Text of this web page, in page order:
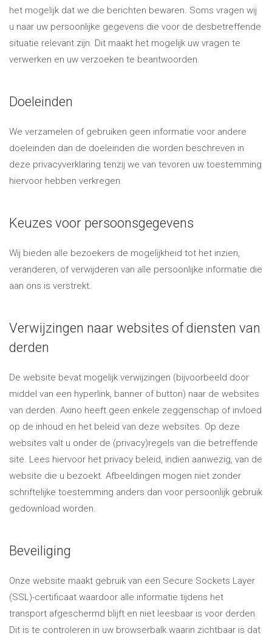
het mogelijk dat we die berichten bewaren. Soms vragen wij
u naar uw persoonlijke gegevens die voor de desbetreffende
situatie relevant zijn. Dit maakt het mogelijk uw vragen te
verwerken en uw verzoeken te beantwoorden.
Doeleinden
We verzamelen of gebruiken geen informatie voor andere
doeleinden dan de doeleinden die worden beschreven in
deze privacyverklaring tenzij we van tevoren uw toestemming
hiervoor hebben verkregen.
Keuzes voor persoonsgegevens
Wij bieden alle bezoekers de mogelijkheid tot het inzien,
veranderen, of verwijderen van alle persoonlijke informatie die
aan ons is verstrekt.
Verwijzingen naar websites of diensten van
derden
De website bevat mogelijk verwijzingen (bijvoorbeeld door
middel van een hyperlink, banner of button) naar de websites
van derden. Axino heeft geen enkele zeggenschap of invloed
op de inhoud en het beleid van deze websites. Op deze
websites valt u onder de (privacy)regels van die betreffende
site. Lees hiervoor het privacy beleid, indien aanwezig, van de
website die u bezoekt. Afbeeldingen mogen niet zonder
schriftelijke toestemming anders dan voor persoonlijk gebruik
gedownload worden.
Beveiliging
Onze website maakt gebruik van een Secure Sockets Layer
(SSL)-certificaat waardoor alle informatie tijdens het
transport afgeschermd blijft en niet leesbaar is voor derden.
Dit is te controleren in uw browserbalk waarin zichtbaar is dat